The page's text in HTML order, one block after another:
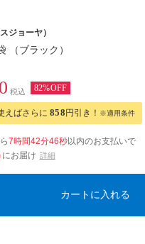
スジョーヤ）
（ブラック）
税込 82%OFF
えばさらに 858円引き！ ※適用条件
7時間42分46秒以内のお支払いで
にお届け 詳細
カートに入れる